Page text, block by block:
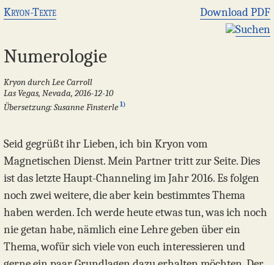
Kryon-Texte
Download PDF
Suchen
Numerologie
Kryon durch Lee Carroll
Las Vegas, Nevada, 2016-12-10
Übersetzung: Susanne Finsterle1)
Seid gegrüßt ihr Lieben, ich bin Kryon vom
Magnetischen Dienst. Mein Partner tritt zur Seite. Dies
ist das letzte Haupt-Channeling im Jahr 2016. Es folgen
noch zwei weitere, die aber kein bestimmtes Thema
haben werden. Ich werde heute etwas tun, was ich noch
nie getan habe, nämlich eine Lehre geben über ein
Thema, wofür sich viele von euch interessieren und